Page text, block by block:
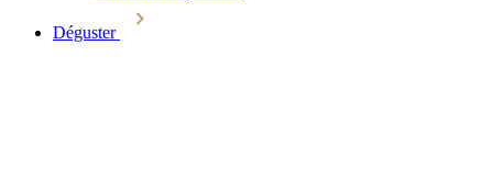
Déguster